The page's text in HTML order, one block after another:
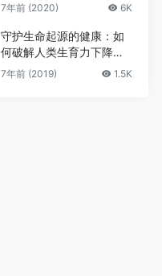
7年前 (2020) 6K
守护生命起源的健康：如
何破解人类生育力下降难
题
7年前 (2019) 1.5K